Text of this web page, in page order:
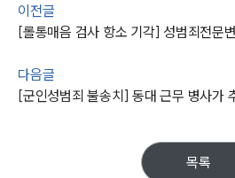
업무사례
법률정보
이전글
다음글
목록